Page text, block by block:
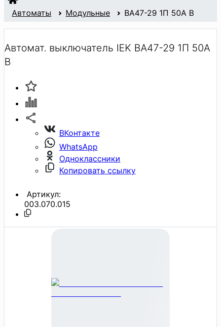
Автоматы Модульные BA47-29 1П 50А B
Автомат. выключатель IEK BA47-29 1П 50А
B
ВКонтакте
WhatsApp
Одноклассники
Копировать ссылку
Артикул:
003.070.015